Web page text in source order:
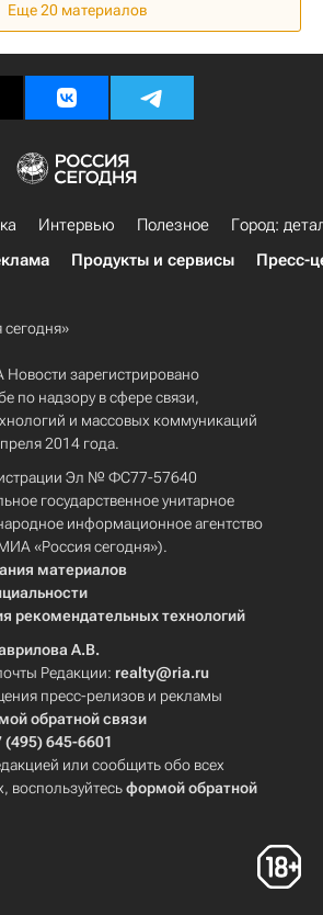
Еще20 материалов
Интервью Полезное
Город:
Продукты и сервисы Пресс-
Новости зарегистрировано
по надзору в сфере связи,
и массовых коммуникаций
2014 года.
Эл № ФС77-57640
государственное унитарное
информационное агентство
«Россия сегодня»).
материалов
рекомендательных технологий
А.В.
Редакции: realty@ria.ru
пресс-релизов и рекламы
обратной связи
(495) 645-6601
или сообщить обо всех
воспользуйтесьформой обратной